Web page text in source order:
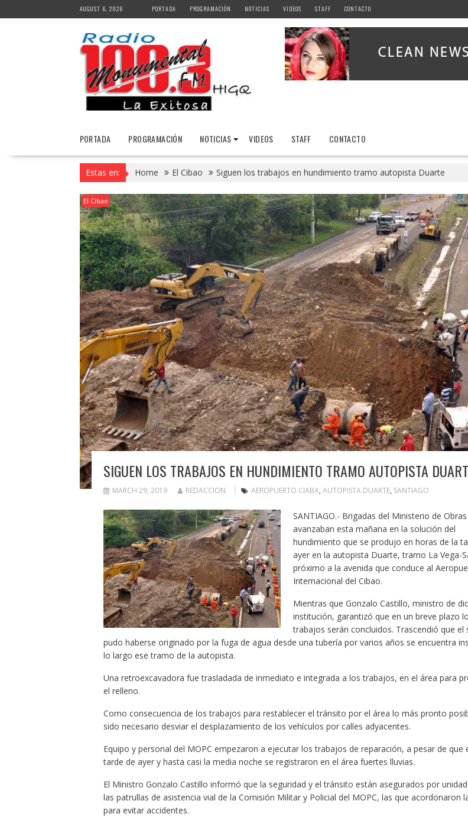
to
AUGUST 6, 2026 PORTADA PROGRAMACIÓN NOTICIAS VIDEOS STAFF CONTACTO
PORTADA PROGRAMACIÓN NOTICIAS VIDEOS STAFF CONTACTO
Estas en: Home El Cibao Siguen los trabajos en hundimiento tramo autopista Duarte
El Cibao
SIGUEN LOS TRABAJOS EN HUNDIMIENTO TRAMO AUTOPISTA
MARCH 29, 2019 REDACCION AEROPUERTO CIABA, AUTOPISTA DUARTE, SANTIAGO
SANTIAGO.- Brigadas del Ministerio de
avanzaban esta mañana en la solución del
hundimiento que se produjo en horas de la
ayer en la autopista Duarte, tramo La Vega-
próximo a la avenida que conduce al
Internacional del Cibao.
Mientras que Gonzalo Castillo, ministro de
institución, garantizó que en un breve plazo
trabajos serán concluidos. Trascendió que el
pudo haberse originado por la fuga de agua desde una tubería por varios años se encuentra
lo largo ese tramo de la autopista.
Una retroexcavadora fue trasladada de inmediato e integrada a los trabajos, en el área para
el relleno.
Como consecuencia de los trabajos para restablecer el tránsito por el área lo más pronto
sido necesario desviar el desplazamiento de los vehículos por calles adyacentes.
Equipo y personal del MOPC empezaron a ejecutar los trabajos de reparación, a pesar de que
tarde de ayer y hasta casi la media noche se registraron en el área fuertes lluvias.
El Ministro Gonzalo Castillo informó que la seguridad y el tránsito están asegurados por
las patrullas de asistencia vial de la Comisión Militar y Policial del MOPC, las que acordonaron
para evitar accidentes.